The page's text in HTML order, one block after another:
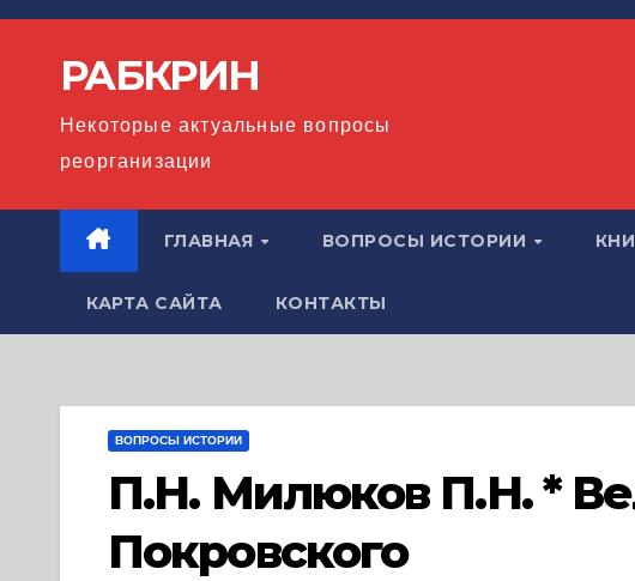
Перейти
содержимомуРАБКРИН
Некоторые актуальные вопросы
реорганизации
ГЛАВНАЯ ВОПРОСЫ ИСТОРИИ
КАРТА САЙТА КОНТАКТЫ
ВОПРОСЫ ИСТОРИИ
П.Н. Милюков П.Н. *
Покровского